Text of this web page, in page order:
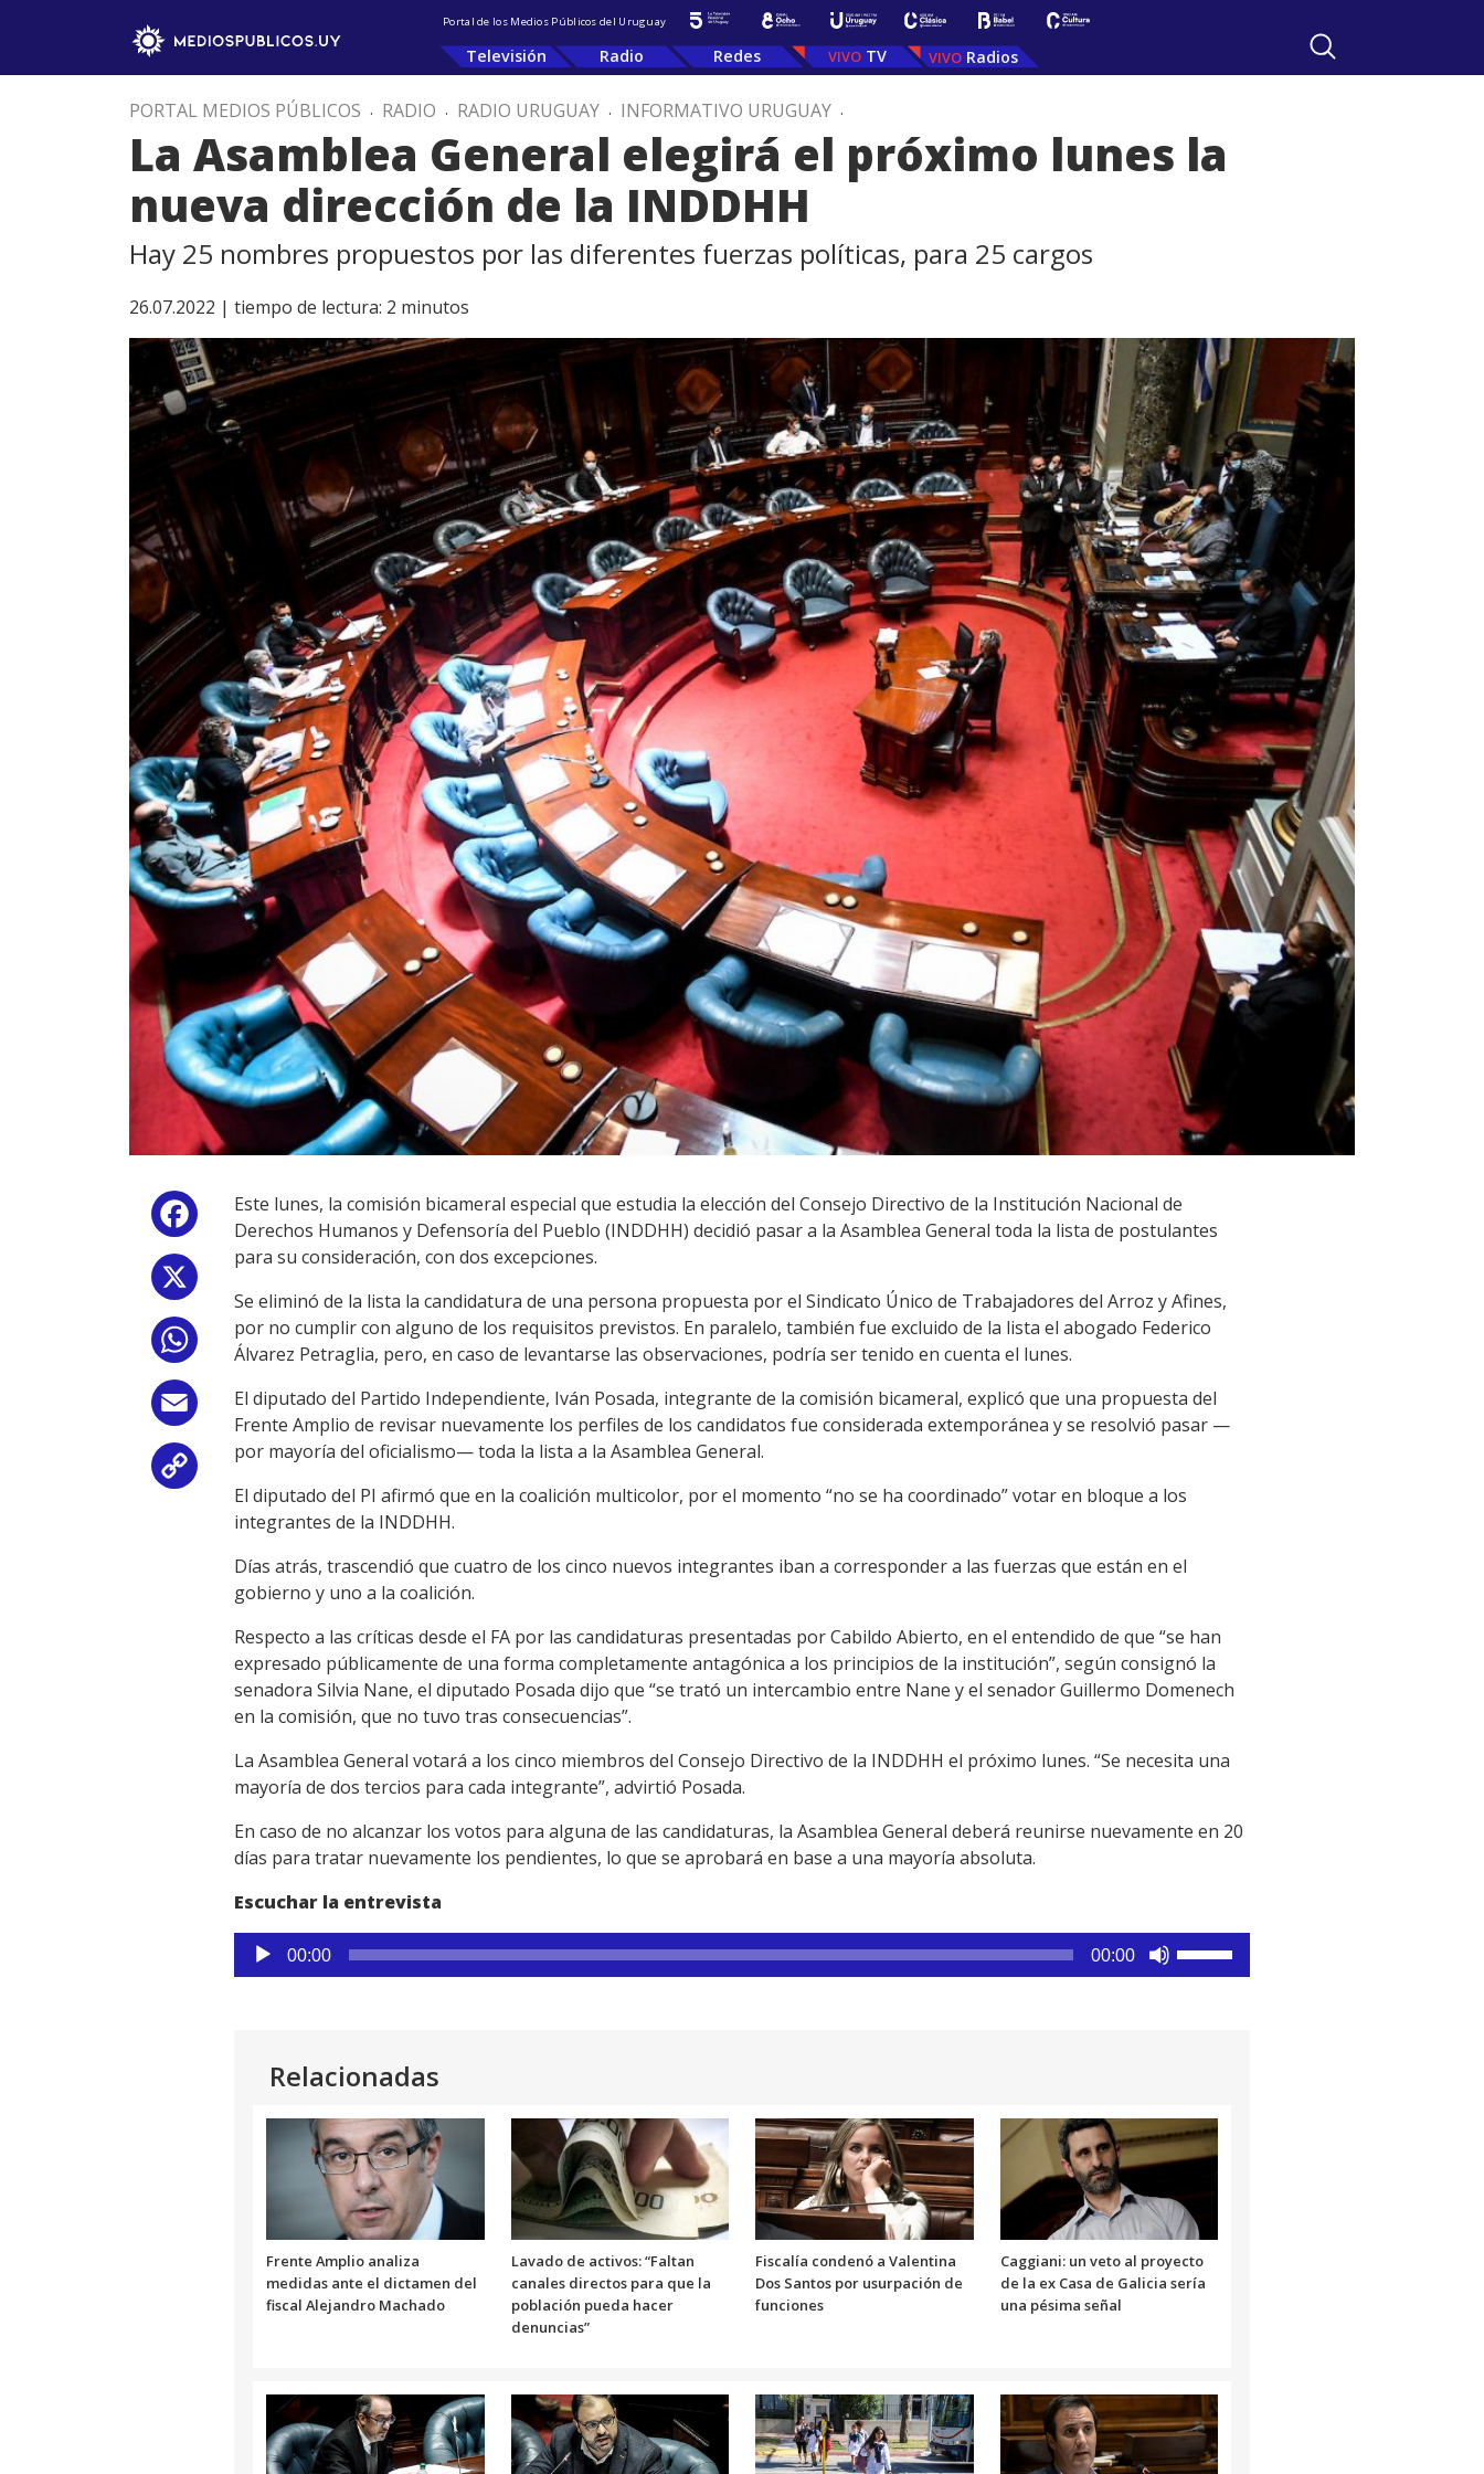
Portal de los Medios Públicos del Uruguay
Televisión Radio Redes TV Radios
PORTAL MEDIOS PÚBLICOS . RADIO . RADIO URUGUAY . INFORMATIVO URUGUAY .
La Asamblea General elegirá el próximo lunes la
nueva dirección de la INDDHH
Hay 25 nombres propuestos por las diferentes fuerzas políticas, para 25 cargos
26.07.2022 | tiempo de lectura: 2 minutos
Facebook
WhatsApp
Email
Copy
Link
Este lunes, la comisión bicameral especial que estudia la elección del Consejo Directivo de la Institución Nacional de
Derechos Humanos y Defensoría del Pueblo (INDDHH) decidió pasar a la Asamblea General toda la lista de postulantes
para su consideración, con dos excepciones.
Se eliminó de la lista la candidatura de una persona propuesta por el Sindicato Único de Trabajadores del Arroz y Afines,
por no cumplir con alguno de los requisitos previstos. En paralelo, también fue excluido de la lista el abogado Federico
Álvarez Petraglia, pero, en caso de levantarse las observaciones, podría ser tenido en cuenta el lunes.
El diputado del Partido Independiente, Iván Posada, integrante de la comisión bicameral, explicó que una propuesta del
Frente Amplio de revisar nuevamente los perfiles de los candidatos fue considerada extemporánea y se resolvió pasar —
por mayoría del oficialismo— toda la lista a la Asamblea General.
El diputado del PI afirmó que en la coalición multicolor, por el momento “no se ha coordinado” votar en bloque a los
integrantes de la INDDHH.
Días atrás, trascendió que cuatro de los cinco nuevos integrantes iban a corresponder a las fuerzas que están en el
gobierno y uno a la coalición.
Respecto a las críticas desde el FA por las candidaturas presentadas por Cabildo Abierto, en el entendido de que “se han
expresado públicamente de una forma completamente antagónica a los principios de la institución”, según consignó la
senadora Silvia Nane, el diputado Posada dijo que “se trató un intercambio entre Nane y el senador Guillermo Domenech
en la comisión, que no tuvo tras consecuencias”.
La Asamblea General votará a los cinco miembros del Consejo Directivo de la INDDHH el próximo lunes. “Se necesita una
mayoría de dos tercios para cada integrante”, advirtió Posada.
En caso de no alcanzar los votos para alguna de las candidaturas, la Asamblea General deberá reunirse nuevamente en 20
días para tratar nuevamente los pendientes, lo que se aprobará en base a una mayoría absoluta.
Escuchar la entrevista
Reproductor
de
00:00 00:00
aumentar
o
el
volumen.
Relacionadas
Frente Amplio analiza
medidas ante el dictamen del
fiscal Alejandro Machado
Lavado de activos: “Faltan
canales directos para que la
población pueda hacer
denuncias”
Fiscalía condenó a Valentina
Dos Santos por usurpación de
funciones
Caggiani: un veto al proyecto
de la ex Casa de Galicia sería
una pésima señal